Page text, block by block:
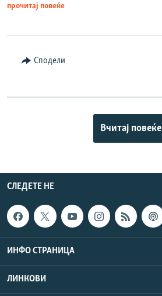
прочитај повеќе
Сподели
Вчитај повеќе
СЛЕДЕТЕ НЕ
ИНФО СТРАНИЦА
ЛИНКОВИ